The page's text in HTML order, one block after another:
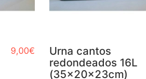
9,00€
Urna cantos
redondeados 16L
(35x20x23cm)